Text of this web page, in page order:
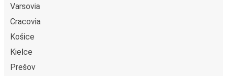
Varsovia
Cracovia
Košice
Kielce
Prešov